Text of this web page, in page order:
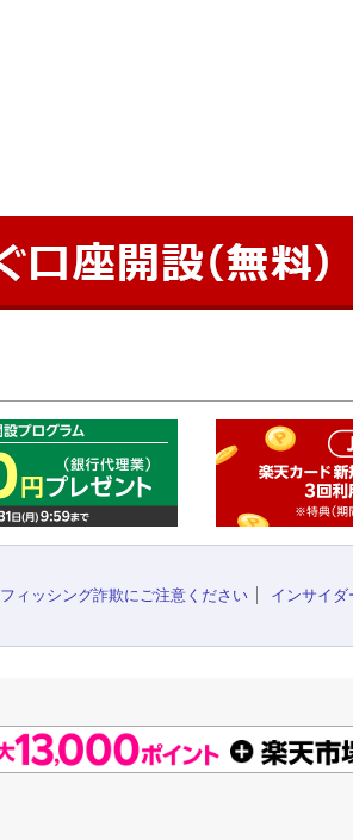
フィッシング詐欺にご注意ください インサイダ